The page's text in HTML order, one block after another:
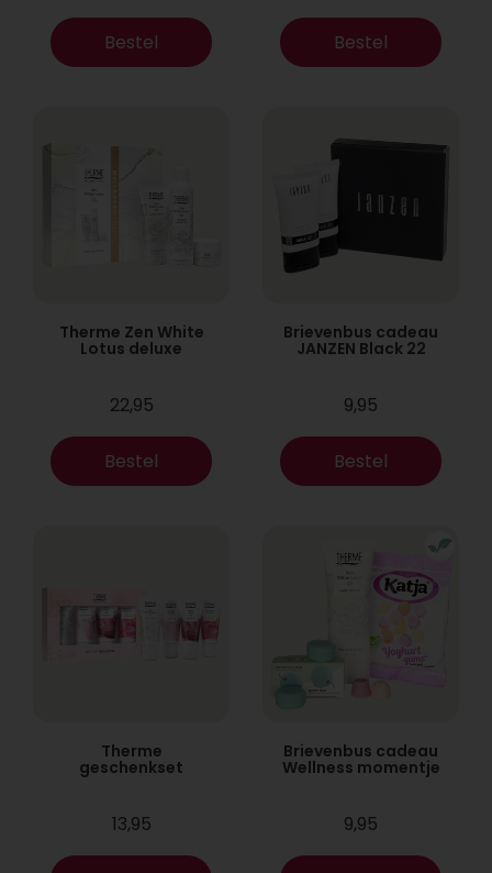
Bestel Bestel
Therme Zen White
Lotus deluxe
22,95
Bestel
Brievenbus cadeau
JANZEN Black 22
9,95
Bestel
Therme
geschenkset
13,95
Brievenbus cadeau
Wellness momentje
9,95